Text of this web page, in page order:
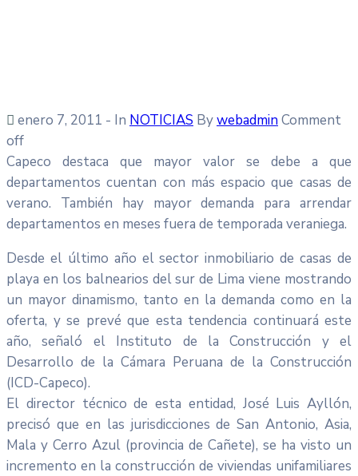
enero 7, 2011 - In NOTICIAS BywebadminComment
off
Capeco destaca que mayor valor se debe a que
departamentos cuentan con más espacio que casas de
verano. También hay mayor demanda para arrendar
departamentos en meses fuera de temporada veraniega.
Desde el último año el sector inmobiliario de casas de
playa en los balnearios del sur de Lima viene mostrando
un mayor dinamismo, tanto en la demanda como en la
oferta, y se prevé que esta tendencia continuará este
año, señaló el Instituto de la Construcción y el
Desarrollo de la Cámara Peruana de la Construcción
(ICD-Capeco).
El director técnico de esta entidad, José Luis Ayllón,
precisó que en las jurisdicciones de San Antonio, Asia,
Mala y Cerro Azul (provincia de Cañete), se ha visto un
incremento en la construcción de viviendas unifamiliares